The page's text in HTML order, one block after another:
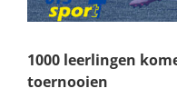
1000 leerlingen
toernooien